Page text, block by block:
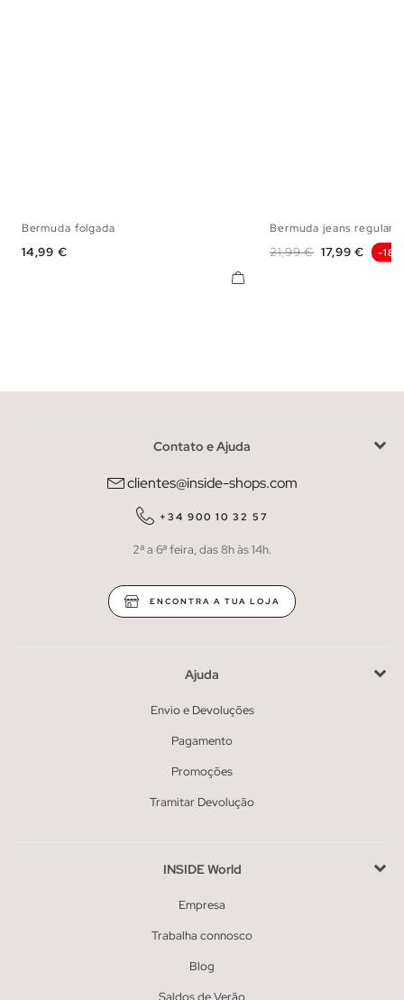
38
Bermuda folgada
Preço
14,99 €
38
Bermuda jeans regular
Preço normal
21,99 € Preço
17,99 € -18%
Contato e Ajuda
clientes@inside-shops.com
+34 900 10 32 57
2ª a 6ª feira, das 8h às 14h.
ENCONTRA A TUA LOJA
Ajuda
Envio e Devoluções
Pagamento
Promoções
Tramitar Devolução
INSIDE World
Empresa
Trabalha connosco
Blog
Saldos de Verão